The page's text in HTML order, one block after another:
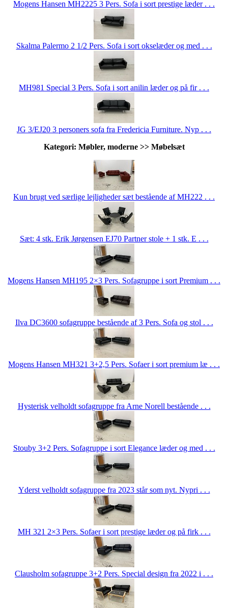
Mogens Hansen MH2225 3 Pers. Sofa i sort prestige læder . . .
Skalma Palermo 2 1/2 Pers. Sofa i sort okselæder og med . . .
MH981 Special 3 Pers. Sofa i sort anilin læder og på fir . . .
JG 3/EJ20 3 personers sofa fra Fredericia Furniture. Nyp . . .
Kategori: Møbler, moderne >> Møbelsæt
Kun brugt ved særlige lejligheder sæt bestående af MH222 . . .
Sæt: 4 stk. Erik Jørgensen EJ70 Partner stole + 1 stk. E . . .
Mogens Hansen MH195 2×3 Pers. Sofagruppe i sort Premium . . .
Ilva DC3600 sofagruppe bestående af 3 Pers. Sofa og stol . . .
Mogens Hansen MH321 3+2,5 Pers. Sofaer i sort premium læ . . .
Hysterisk velholdt sofagruppe fra Arne Norell bestående . . .
Stouby 3+2 Pers. Sofagruppe i sort Elegance læder og med . . .
Yderst velholdt sofagruppe fra 2023 står som nyt. Nypri . . .
MH 321 2×3 Pers. Sofaer i sort prestige læder og på firk . . .
Clausholm sofagruppe 3+2 Pers. Special design fra 2022 i . . .